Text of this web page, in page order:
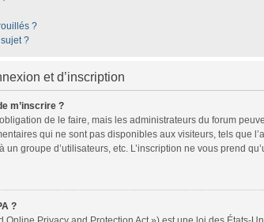
?
?
et d’inscription
m’inscrire ?
de le faire, mais les administrateurs du forum
qui ne sont pas disponibles aux visiteurs, tels que
un groupe d’utilisateurs, etc. L’inscription ne vous prend
?